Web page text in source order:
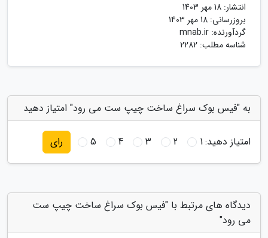
انتشار: 18 مهر 1403
بروزرسانی: 18 مهر 1403
گردآورنده: mnab.ir
شناسه مطلب: 2282
به "فیس بوک سراغ ساخت چیپ ست می رود" امتیاز دهید
امتیاز دهید:1
2
3
4
5 رای
دیدگاه های مرتبط با "فیس بوک سراغ ساخت چیپ ست
می رود"